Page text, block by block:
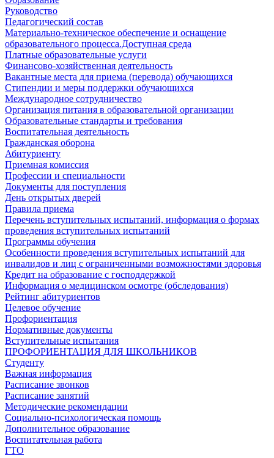
Руководство
Педагогический состав
Материально-техническое обеспечение и оснащение
образовательного процесса.Доступная среда
Платные образовательные услуги
Финансово-хозяйственная деятельность
Вакантные места для приема (перевода) обучающихся
Стипендии и меры поддержки обучающихся
Международное сотрудничество
Организация питания в образовательной организации
Образовательные стандарты и требования
Воспитательная деятельность
Гражданская оборона
Абитуриенту
Приемная комиссия
Профессии и специальности
Документы для поступления
День открытых дверей
Правила приема
Перечень вступительных испытаний, информация о формах
проведения вступительных испытаний
Программы обучения
Особенности проведения вступительных испытаний для
инвалидов и лиц с ограниченными возможностями здоровья
Кредит на образование с господдержкой
Информация о медицинском осмотре (обследования)
Рейтинг абитуриентов
Целевое обучение
Профориентация
Нормативные документы
Вступительные испытания
ПРОФОРИЕНТАЦИЯ ДЛЯ ШКОЛЬНИКОВ
Студенту
Важная информация
Расписание звонков
Расписание занятий
Методические рекомендации
Социально-психологическая помощь
Дополнительное образование
Воспитательная работа
ГТО